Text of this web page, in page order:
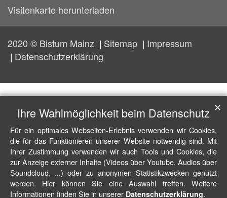
Visitenkarte herunterladen
2020 © Bistum Mainz Sitemap
Impressum
Datenschutzerklärung
Ihre Wahlmöglichkeit beim Datenschutz
Für ein optimales Webseiten-Erlebnis verwenden wir Cookies,
die für das Funktionieren unserer Website notwendig sind. Mit
Ihrer Zustimmung verwenden wir auch Tools und Cookies, die
zur Anzeige externer Inhalte (Videos über Youtube, Audios über
Soundcloud, ...) oder zu anonymen Statistikzwecken genutzt
werden. Hier können Sie eine Auswahl treffen. Weitere
Informationen finden Sie in unserer Datenschutzerklärung.
✕